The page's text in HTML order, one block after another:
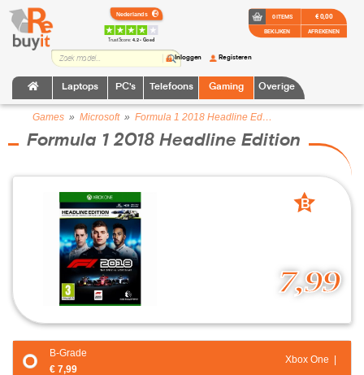
TrustScore:4.2 • Goed
Laptops PC's Telefoons Gaming Overige
Inloggen Registeren
0 ITEMS
BEKIJKEN
€ 0,00
AFREKENEN
Games » Microsoft» Formula 1 2018 Headline Edition
Formula 1 2018 Headline Edition
7,99
B
B-Grade
€ 7,99
Xbox One |